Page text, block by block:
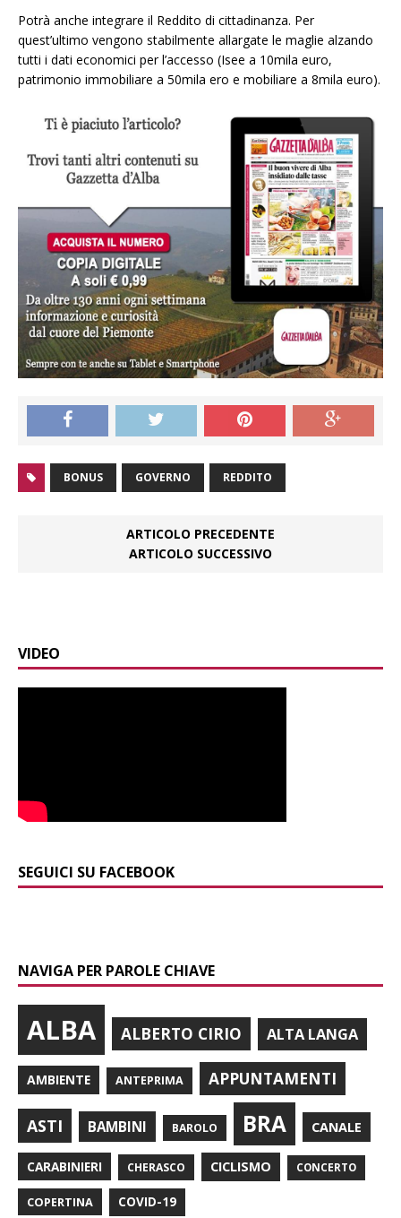
Potrà anche integrare il Reddito di cittadinanza. Per
quest’ultimo vengono stabilmente allargate le maglie alzando
tutti i dati economici per l’accesso (Isee a 10mila euro,
patrimonio immobiliare a 50mila ero e mobiliare a 8mila euro).
BONUS GOVERNO REDDITO
ARTICOLO PRECEDENTE
ARTICOLO SUCCESSIVO
VIDEO
SEGUICI SU FACEBOOK
NAVIGA PER PAROLE CHIAVE
ALBA ALBERTO CIRIO ALTA LANGA
AMBIENTE ANTEPRIMA APPUNTAMENTI
ASTI BAMBINI BAROLO BRA CANALE
CARABINIERI CHERASCO CICLISMO CONCERTO
COPERTINA COVID-19